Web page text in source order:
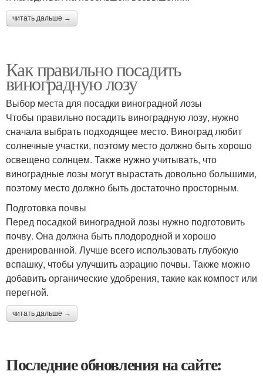
читать дальше →
Как правильно посадить
виноградную лозу
Выбор места для посадки виноградной лозы
Чтобы правильно посадить виноградную лозу, нужно
сначала выбрать подходящее место. Виноград любит
солнечные участки, поэтому место должно быть хорошо
освещено солнцем. Также нужно учитывать, что
виноградные лозы могут вырастать довольно большими,
поэтому место должно быть достаточно просторным.
Подготовка почвы
Перед посадкой виноградной лозы нужно подготовить
почву. Она должна быть плодородной и хорошо
дренированной. Лучше всего использовать глубокую
вспашку, чтобы улучшить аэрацию почвы. Также можно
добавить органические удобрения, такие как компост или
перегной.
читать дальше →
Последние обновления на сайте: